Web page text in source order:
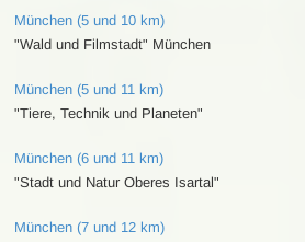
München (5 und 10 km)
"Wald und Filmstadt" München
München (5 und 11 km)
"Tiere, Technik und Planeten"
München (6 und 11 km)
"Stadt und Natur Oberes Isartal"
München (7 und 12 km)